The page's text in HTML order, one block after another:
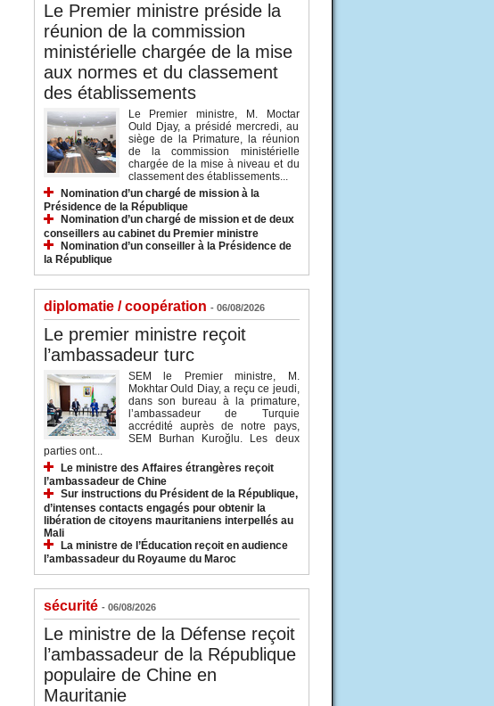
Le Premier ministre préside la
réunion de la commission
ministérielle chargée de la mise
aux normes et du classement
des établissements
Le Premier ministre, M. Moctar
Ould Djay, a présidé mercredi, au
siège de la Primature, la réunion
de la commission ministérielle
chargée de la mise à niveau et du
classement des établissements...
Nomination d’un chargé de mission à la
Présidence de la République
Nomination d’un chargé de mission et de deux
conseillers au cabinet du Premier ministre
Nomination d’un conseiller à la Présidence de
la République
diplomatie / coopération - 06/08/2026
Le premier ministre reçoit
l’ambassadeur turc
SEM le Premier ministre, M.
Mokhtar Ould Diay, a reçu ce jeudi,
dans son bureau à la primature,
l’ambassadeur de Turquie
accrédité auprès de notre pays,
SEM Burhan Kuroğlu. Les deux
parties ont...
Le ministre des Affaires étrangères reçoit
l’ambassadeur de Chine
Sur instructions du Président de la République,
d’intenses contacts engagés pour obtenir la
libération de citoyens mauritaniens interpellés au
Mali
La ministre de l’Éducation reçoit en audience
l’ambassadeur du Royaume du Maroc
sécurité - 06/08/2026
Le ministre de la Défense reçoit
l’ambassadeur de la République
populaire de Chine en
Mauritanie